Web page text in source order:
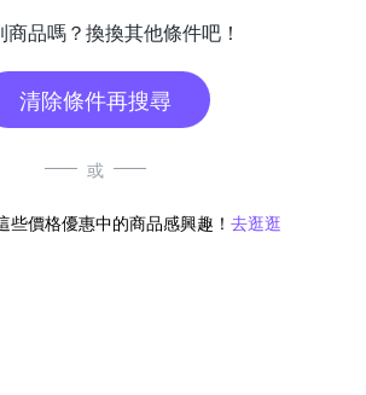
商品嗎？換換其他條件吧！
清除條件再搜尋
或
些價格優惠中的商品感興趣！ 去逛逛